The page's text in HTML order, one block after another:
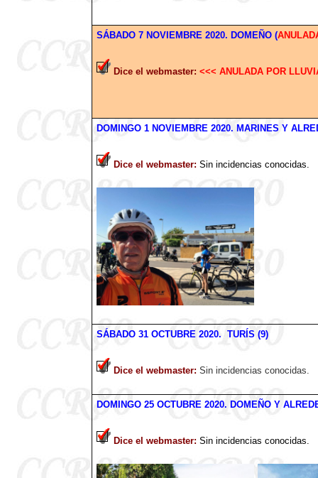
SÁBADO7 NOVIEMBRE 2020. DOMEÑO (
Dice el webmaster: <<< ANULADA POR
DOMINGO 1 NOVIEMBRE 2020. MARINES Y
Dice el webmaster: Sin incidencias conocidas.
SÁBADO31OCTUBRE 2020. TURÍS (9)
Dice el webmaster: Sin incidencias conocidas.
DOMINGO 25 OCTUBRE 2020. DOMEÑO Y
Dice el webmaster: Sin incidencias conocidas.